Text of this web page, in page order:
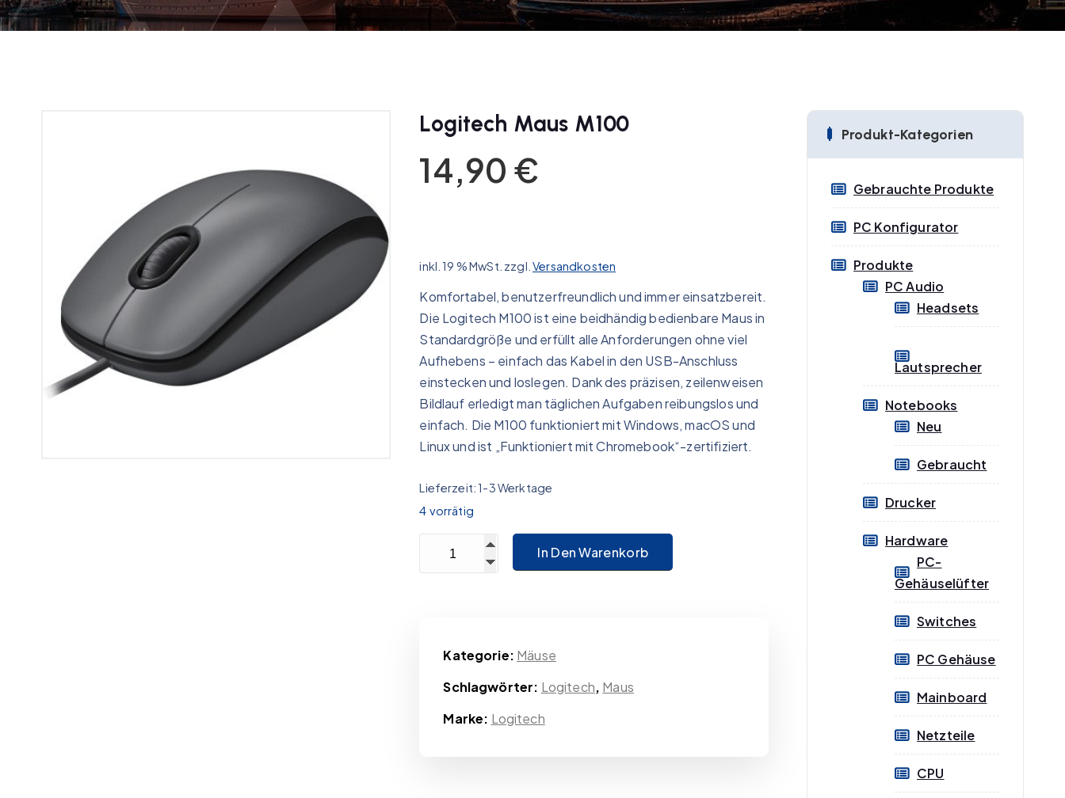
Logitech Maus M100
14,90 €
inkl. 19 % MwSt. zzgl.Versandkosten
Komfortabel, benutzerfreundlich und immer einsatzbereit.
Die Logitech M100 ist eine beidhändig bedienbare Maus in
Standardgröße und erfüllt alle Anforderungen ohne viel
Aufhebens – einfach das Kabel in den USB-Anschluss
einstecken und loslegen. Dank des präzisen, zeilenweisen
Bildlauf erledigt man täglichen Aufgaben reibungslos und
einfach. Die M100 funktioniert mit Windows, macOS und
Linux und ist „Funktioniert mit Chromebook“-zertifiziert.
Lieferzeit:1-3 Werktage
4 vorrätig
Logitech Maus M100 MengeIn Den Warenkorb
Kategorie: Mäuse
Schlagwörter: Logitech, Maus
Marke: Logitech
Produkt-Kategorien
Gebrauchte Produkte
PC Konfigurator
Produkte
PC Audio
Headsets
Lautsprecher
Notebooks
Neu
Gebraucht
Drucker
Hardware
PC-
Gehäuselüfter
Switches
PC Gehäuse
Mainboard
Netzteile
CPU